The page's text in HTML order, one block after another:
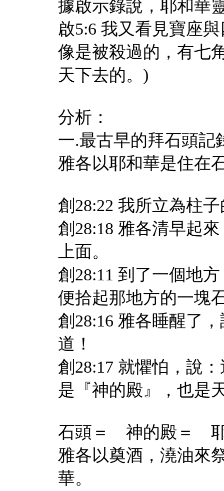
據啟示錄說，耶和華
啟5:6 我又看見寶座
像是被殺過的，有七
天下去的。)
分析：
一.最古早的拜石頭記
雅各以耶和華是住在
創28:22 我所立為柱
創28:18 雅各清早起
上面。
創28:11 到了一個地
便拾起那地方的一塊
創28:16 雅各睡醒了
道！
創28:17 就懼怕，說
是『神的殿』，也是
石頭＝ 神的殿＝ 耶
雅各以奠酒，澆油來
華。